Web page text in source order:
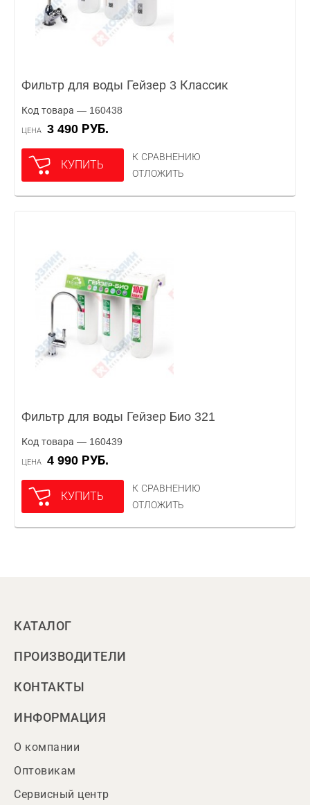
Фильтр для воды Гейзер 3 Классик
Код товара — 160438
ЦЕНА 3 490 РУБ.
КУПИТЬ
К СРАВНЕНИЮ
ОТЛОЖИТЬ
Фильтр для воды Гейзер Био 321
Код товара — 160439
ЦЕНА 4 990 РУБ.
КУПИТЬ
К СРАВНЕНИЮ
ОТЛОЖИТЬ
КАТАЛОГ
ПРОИЗВОДИТЕЛИ
КОНТАКТЫ
ИНФОРМАЦИЯ
О компании
Оптовикам
Сервисный центр